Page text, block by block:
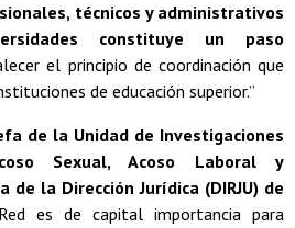
técnicos y administrativos
constituye un paso
el principio de coordinación que
de educación superior.”
de la Unidad de Investigaciones
Sexual, Acoso Laboral y
de la Dirección Jurídica (DIRJU) de
es de capital importancia para